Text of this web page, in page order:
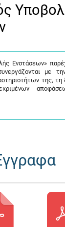
Ενστάσεων»
με
της, τη